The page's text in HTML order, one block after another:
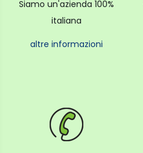
Siamo un'azienda 100%
italiana
altre informazioni